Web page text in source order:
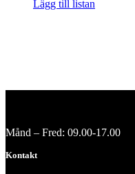
Lägg till listan
Månd – Fred: 09.00-17.00
Kontakt